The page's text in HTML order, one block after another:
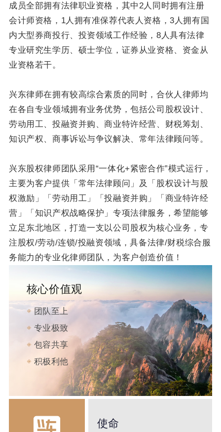
成员全部拥有法律职业资格，其中2人同时拥有注册
会计师资格，1人拥有准保荐代表人资格，3人拥有国
内大型券商投行、投资领域工作经验，8人具有法律
专业研究生学历、硕士学位，证券从业资格、资金从
业资格若干。
兴东律师在拥有较高综合素质的同时，合伙人律师均
在各自专业领域拥有业务优势，包括公司股权设计、
劳动用工、投融资并购、商业特许经营、财税筹划、
知识产权、商事诉讼与争议解决、常年法律顾问等。
兴东股权律师团队采用“一体化+紧密合作”模式运行，
主要为客户提供「常年法律顾问」及「股权设计与股
权激励」「劳动用工」「投融资并购」「商业特许经
营」「知识产权战略保护」专项法律服务，希望能够
立足东北地区，打造一支以公司股权为核心业务，专
注股权/劳动/连锁/投融资领域，具备法律/财税综合服
务能力的专业化律师团队，为客户创造价值！
核心价值观
团队至上
专业极致
包容共享
积极利他
使命